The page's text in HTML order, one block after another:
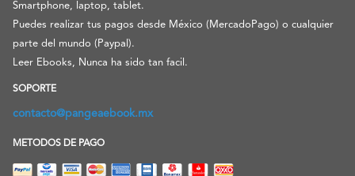
Smartphone, laptop, tablet.
Puedes realizar tus pagos desde México (MercadoPago) o cualquier
parte del mundo (Paypal).
Leer Ebooks, Nunca ha sido tan facil.
SOPORTE
contacto@pangeaebook.mx
METODOS DE PAGO